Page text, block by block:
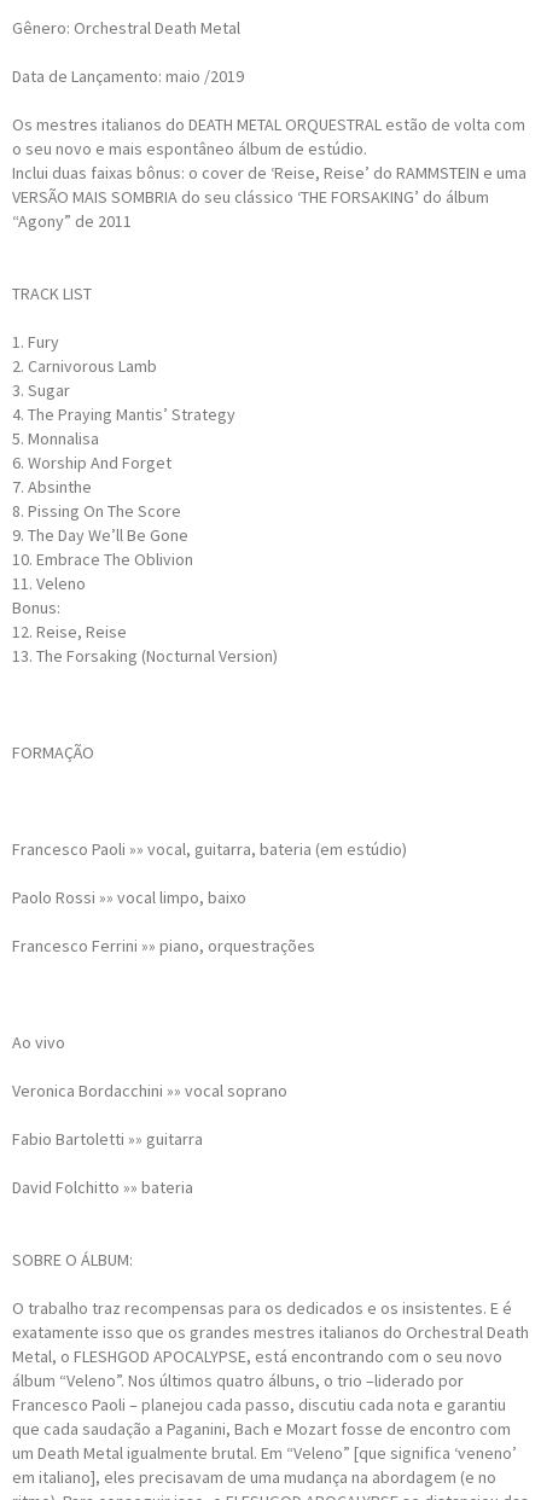
Gênero: Orchestral Death Metal
Data de Lançamento: maio /2019
Os mestres italianos do DEATH METAL ORQUESTRAL estão de volta com
o seu novo e mais espontâneo álbum de estúdio.
Inclui duas faixas bônus: o cover de ‘Reise, Reise’ do RAMMSTEIN e uma
VERSÃO MAIS SOMBRIA do seu clássico ‘THE FORSAKING’ do álbum
“Agony” de 2011
TRACK LIST
1. Fury
2. Carnivorous Lamb
3. Sugar
4. The Praying Mantis’ Strategy
5. Monnalisa
6. Worship And Forget
7. Absinthe
8. Pissing On The Score
9. The Day We’ll Be Gone
10. Embrace The Oblivion
11. Veleno
Bonus:
12. Reise, Reise
13. The Forsaking (Nocturnal Version)
FORMAÇÃO
Francesco Paoli »» vocal, guitarra, bateria (em estúdio)
Paolo Rossi »» vocal limpo, baixo
Francesco Ferrini »» piano, orquestrações
Ao vivo
Veronica Bordacchini »» vocal soprano
Fabio Bartoletti »» guitarra
David Folchitto »» bateria
SOBRE O ÁLBUM:
O trabalho traz recompensas para os dedicados e os insistentes. E é
exatamente isso que os grandes mestres italianos do Orchestral Death
Metal, o FLESHGOD APOCALYPSE, está encontrando com o seu novo
álbum “Veleno”. Nos últimos quatro álbuns, o trio –liderado por
Francesco Paoli – planejou cada passo, discutiu cada nota e garantiu
que cada saudação a Paganini, Bach e Mozart fosse de encontro com
um Death Metal igualmente brutal. Em “Veleno” [que significa ‘veneno’
em italiano], eles precisavam de uma mudança na abordagem (e no